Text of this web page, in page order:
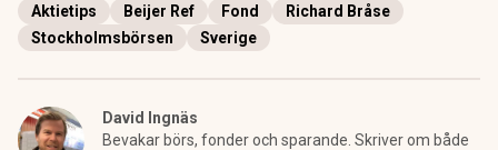
Aktietips Beijer Ref Fond
Richard Bråse
Stockholmsbörsen
Sverige
David Ingnäs
Bevakar börs, fonder och sparande. Skriver om både